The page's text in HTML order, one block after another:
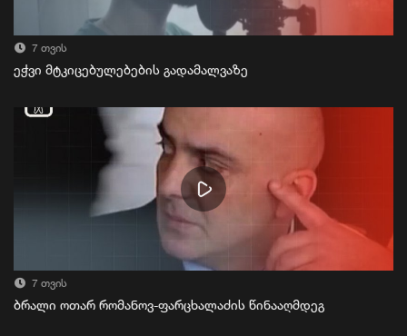
7 თვის
ეჭვი მტკიცებულებების გადამალვაზე
7 თვის
ბრალი ოთარ რომანოვ-ფარცხალაძის წინააღმდეგ